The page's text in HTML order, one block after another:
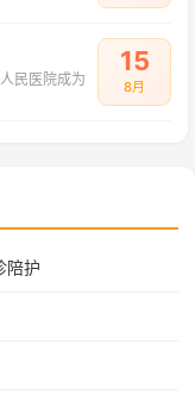
民医院成为
15
8月
陪护